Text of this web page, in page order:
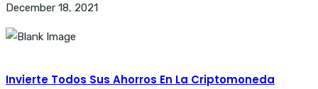
December 18, 2021
Invierte Todos Sus Ahorros En La Criptomoneda